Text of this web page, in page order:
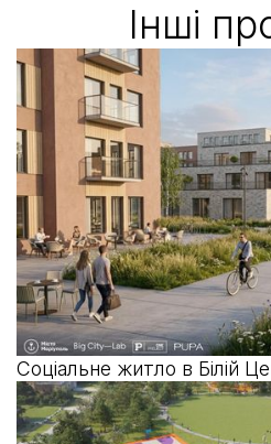
Iншi
Соціальне житло в Білій